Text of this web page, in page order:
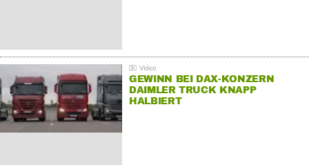
GEWINN BEI DAX-KONZERN
DAIMLER TRUCK KNAPP
HALBIERT